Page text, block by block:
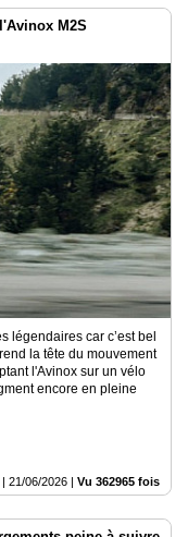
M2S
légendaires car c’est bel
la tête du mouvement
l'Avinox sur un vélo
encore en pleine
| 21/06/2026 | Vu 362965 fois